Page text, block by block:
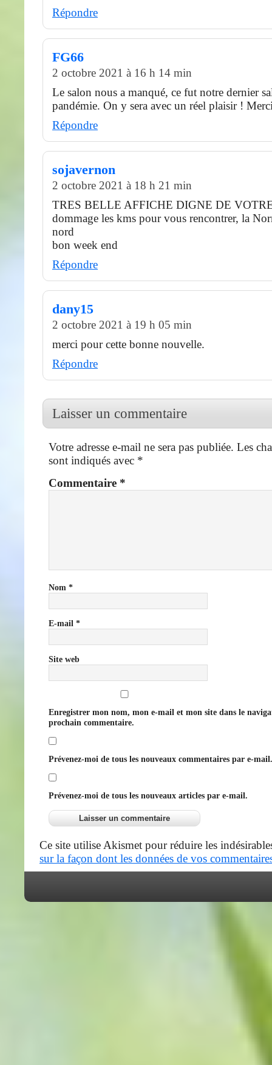
Répondre
FG66
2 octobre 2021 à 16 h 14 min
Le salon nous a manqué, ce fut notre dernier
pandémie. On y sera avec un réel plaisir !
Répondre
sojavernon
2 octobre 2021 à 18 h 21 min
TRES BELLE AFFICHE DIGNE DE
dommage les kms pour vous rencontrer, la
nord
bon week end
Répondre
dany15
2 octobre 2021 à 19 h 05 min
merci pour cette bonne nouvelle.
Répondre
Laisser un commentaire
Votre adresse e-mail ne sera pas publiée. Les
sont indiqués avec *
Commentaire *
Nom *
E-mail *
Site web
Enregistrer mon nom, mon e-mail et mon site dans le
prochain commentaire.
Prévenez-moi de tous les nouveaux commentaires par e-mail.
Prévenez-moi de tous les nouveaux articles par e-mail.
Ce site utilise Akismet pour réduire les
sur la façon dont les données de vos